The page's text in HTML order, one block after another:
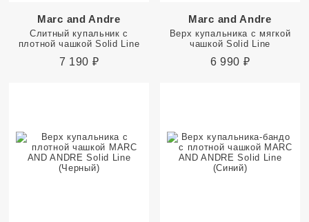
Marc and Andre
Слитный купальник с
плотной чашкой Solid Line
7 190 ₽
Marc and Andre
Верх купальника с мягкой
чашкой Solid Line
6 990 ₽